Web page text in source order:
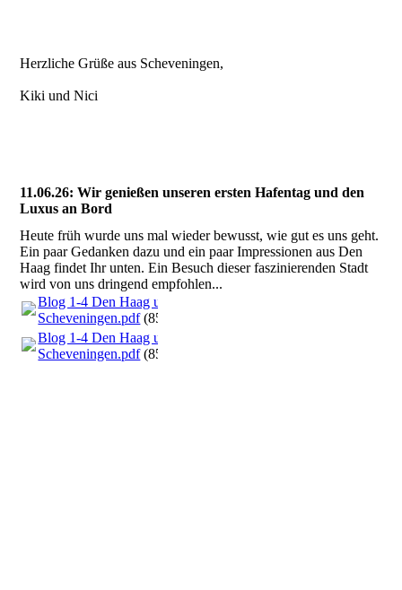
Herzliche Grüße aus Scheveningen,
Kiki und Nici
11.06.26: Wir genießen unseren ersten Hafentag und den
Luxus an Bord
Heute früh wurde uns mal wieder bewusst, wie gut es uns geht.
Ein paar Gedanken dazu und ein paar Impressionen aus Den
Haag findet Ihr unten. Ein Besuch dieser faszinierenden Stadt
wird von uns dringend empfohlen...
Blog 1-4 Den Haag und
Scheveningen.pdf(855.74KB)
Blog 1-4 Den Haag und
Scheveningen.pdf(855.74KB)